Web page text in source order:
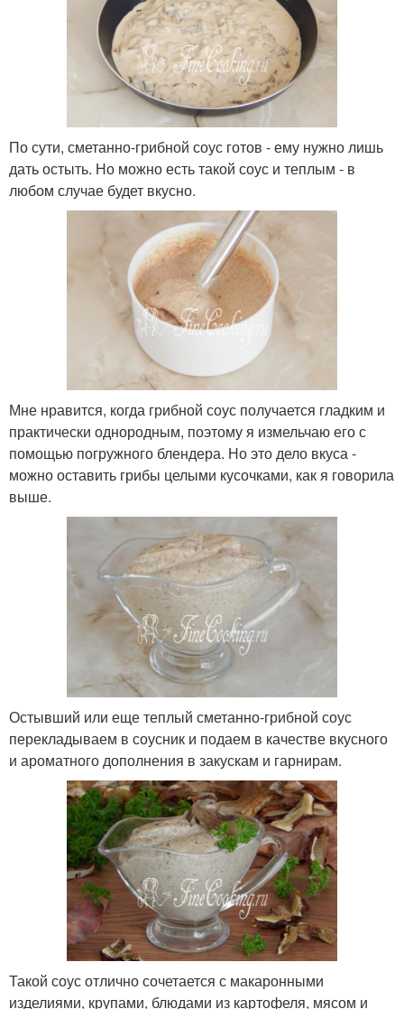
По сути, сметанно-грибной соус готов - ему нужно лишь
дать остыть. Но можно есть такой соус и теплым - в
любом случае будет вкусно.
Мне нравится, когда грибной соус получается гладким и
практически однородным, поэтому я измельчаю его с
помощью погружного блендера. Но это дело вкуса -
можно оставить грибы целыми кусочками, как я говорила
выше.
Остывший или еще теплый сметанно-грибной соус
перекладываем в соусник и подаем в качестве вкусного
и ароматного дополнения в закускам и гарнирам.
Такой соус отлично сочетается с макаронными
изделиями, крупами, блюдами из картофеля, мясом и